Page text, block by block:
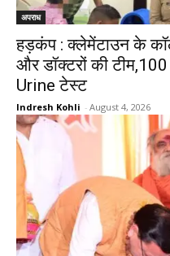
अपराध
हड़कंप : क्लेमेंटाउन के
और डॉक्टरों की
Urine टेस्ट
Indresh Kohli - August 4, 2026